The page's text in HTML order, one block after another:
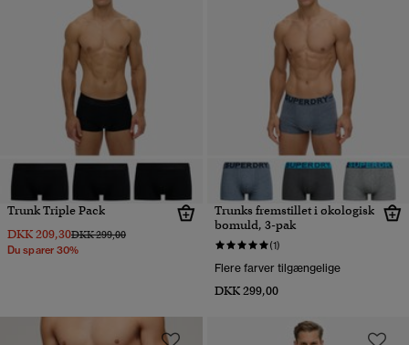
Trunk Triple Pack
DKK 209,30Pris nedsat fra
DKK 299,00til
Du sparer 30%
Trunks fremstillet i økologisk
bomuld, 3-pak
(1)
Flere farver tilgængelige
DKK 299,00